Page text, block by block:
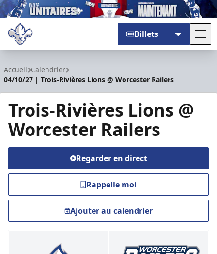
Billets
Accueil Calendrier
04/10/27 | Trois-Rivières Lions @ Worcester Railers
Trois-Rivières Lions @
Worcester Railers
Regarder en direct
Rappelle moi
Ajouter au calendrier